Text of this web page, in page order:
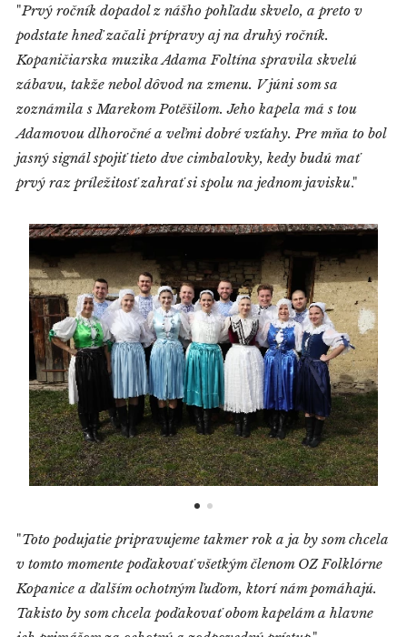
"Prvý ročník dopadol z nášho pohľadu skvelo, a preto v
podstate hneď začali prípravy aj na druhý ročník.
Kopaničiarska muzika Adama Foltína spravila skvelú
zábavu, takže nebol dôvod na zmenu. V júni som sa
zoznámila s Marekom Potěšilom. Jeho kapela má s tou
Adamovou dlhoročné a veľmi dobré vzťahy. Pre mňa to bol
jasný signál spojiť tieto dve cimbalovky, kedy budú mať
prvý raz príležitosť zahrať si spolu na jednom javisku."
"Toto podujatie pripravujeme takmer rok a ja by som chcela
v tomto momente poďakovať všetkým členom OZ Folklórne
Kopanice a ďalším ochotným ľuďom, ktorí nám pomáhajú.
Takisto by som chcela poďakovať obom kapelám a hlavne